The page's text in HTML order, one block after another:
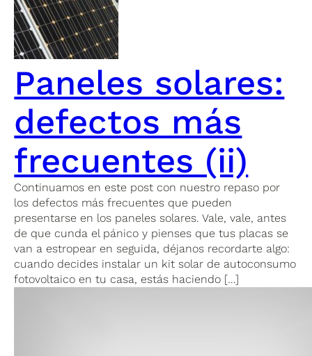
Paneles solares:
defectos más
frecuentes (ii)
Continuamos en este post con nuestro repaso por
los defectos más frecuentes que pueden
presentarse en los paneles solares. Vale, vale, antes
de que cunda el pánico y pienses que tus placas se
van a estropear en seguida, déjanos recordarte algo:
cuando decides instalar un kit solar de autoconsumo
fotovoltaico en tu casa, estás haciendo […]